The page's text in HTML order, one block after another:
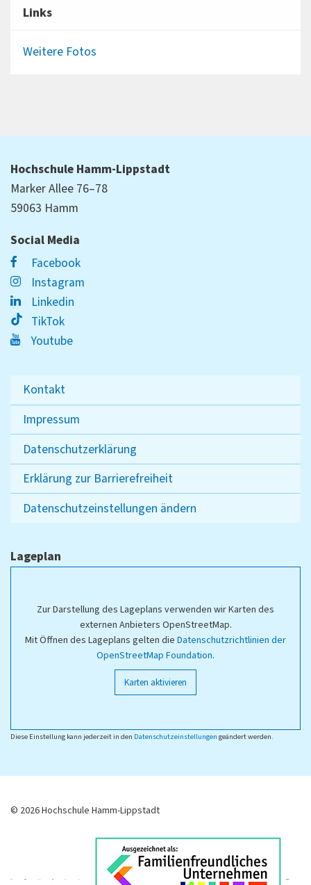
Links
Weitere Fotos
Hochschule Hamm-Lippstadt
Marker Allee 76–78
59063 Hamm
Social Media
Facebook
Instagram
Linkedin
TikTok
Youtube
Kontakt
Impressum
Datenschutzerklärung
Erklärung zur Barrierefreiheit
Datenschutzeinstellungen ändern
Lageplan
Zur Darstellung des Lageplans verwenden wir Karten des
externen Anbieters OpenStreetMap.
Mit Öffnen des Lageplans gelten die Datenschutzrichtlinien der
OpenStreetMap Foundation.
Karten aktivieren
Diese Einstellung kann jederzeit in den Datenschutzeinstellungen geändert werden.
© 2026 Hochschule Hamm-Lippstadt